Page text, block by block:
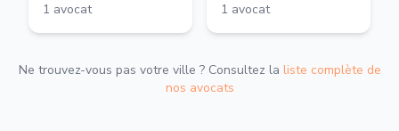
1 avocat 1 avocat
Ne trouvez-vous pas votre ville ? Consultez la liste complète de
nos avocats